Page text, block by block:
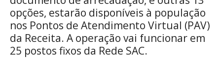
opções, estarão disponíveis à população
nos Pontos de Atendimento Virtual (PAV)
da Receita. A operação vai funcionar em
25 postos fixos da Rede SAC.